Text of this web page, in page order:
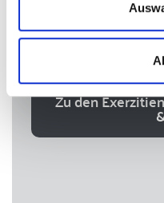
Zu den